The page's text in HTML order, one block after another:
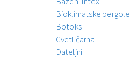
Bioklimatske pergole
Botoks
Cvetličarna
Dateljni